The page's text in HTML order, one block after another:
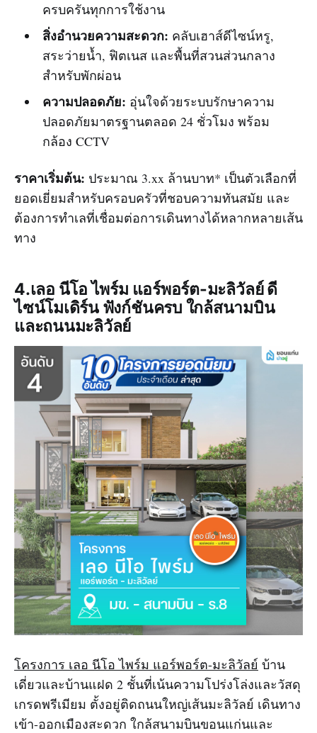
ครบครันทุกการใช้งาน
สิ่งอำนวยความสะดวก: คลับเฮาส์ดีไซน์หรู,
สระว่ายน้ำ, ฟิตเนส และพื้นที่สวนส่วนกลาง
สำหรับพักผ่อน
ความปลอดภัย: อุ่นใจด้วยระบบรักษาความ
ปลอดภัยมาตรฐานตลอด 24 ชั่วโมง พร้อม
กล้อง CCTV
ราคาเริ่มต้น: ประมาณ 3.xx ล้านบาท* เป็นตัวเลือกที่
ยอดเยี่ยมสำหรับครอบครัวที่ชอบความทันสมัย และ
ต้องการทำเลที่เชื่อมต่อการเดินทางได้หลากหลายเส้น
ทาง
4.เลอ นีโอ ไพร์ม แอร์พอร์ต-มะลิวัลย์ ดี
ไซน์โมเดิร์น ฟังก์ชันครบ ใกล้สนามบิน
และถนนมะลิวัลย์
โครงการ เลอ นีโอ ไพร์ม แอร์พอร์ต-มะลิวัลย์ บ้าน
เดี่ยวและบ้านแฝด 2 ชั้นที่เน้นความโปร่งโล่งและวัสดุ
เกรดพรีเมียม ตั้งอยู่ติดถนนใหญ่เส้นมะลิวัลย์ เดินทาง
เข้า-ออกเมืองสะดวก ใกล้สนามบินขอนแก่นและ